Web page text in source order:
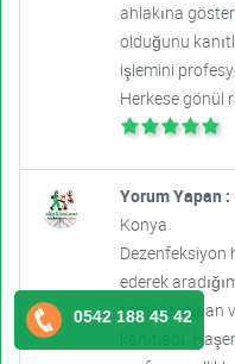
ahlakına
olduğunu
işlemini
Herkese gönül
Yorum Yapan :
Konya
Dezenfeksiyon
ederek
titizlikle yapan
kanıtladı.
0542 188 45 42